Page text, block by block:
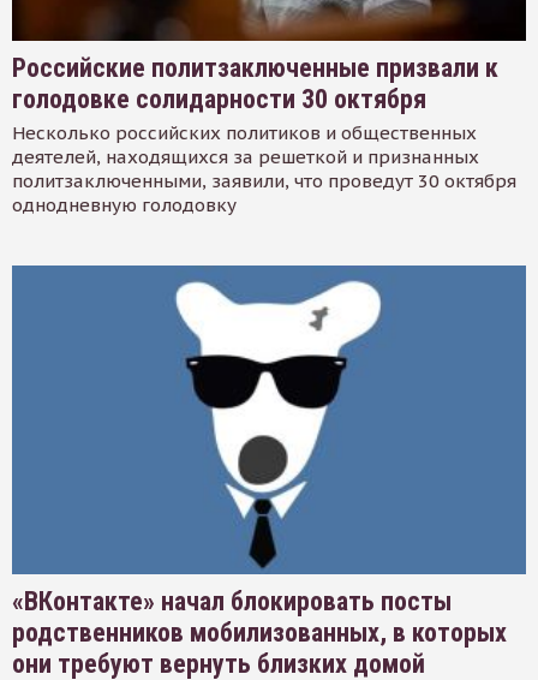
Российские политзаключенные призвали к
голодовке солидарности 30 октября
Несколько российских политиков и общественных
деятелей, находящихся за решеткой и признанных
политзаключенными, заявили, что проведут 30 октября
однодневную голодовку
«ВКонтакте» начал блокировать посты
родственников мобилизованных, в которых
они требуют вернуть близких домой